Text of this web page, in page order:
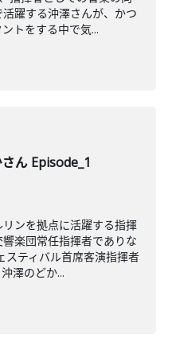
躍する沖澤さんが、かつ
トをする中で気...
ん Episode_1
ンを拠点に活躍する指揮
楽団常任指揮者でありな
スティバル首席客演指揮者
澤のどか...